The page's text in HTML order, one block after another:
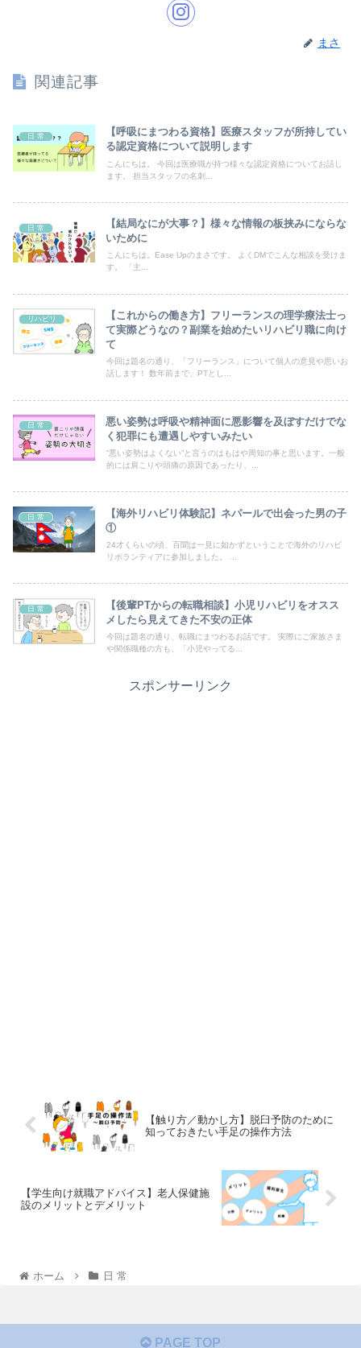
まさ
関連記事
日 常
【呼吸にまつわる資格】医療スタッフが所持してい
る認定資格について説明します
こんにちは。 今回は医療職が持つ様々な認定資格についてお話し
ます。 担当スタッフの名刺...
日 常
【結局なにが大事？】様々な情報の板挟みにならな
いために
こんにちは。Ease Upのまさです。 よくDMでこんな相談を受けま
す。 「主...
リハビリ
【これからの働き方】フリーランスの理学療法士っ
て実際どうなの？副業を始めたいリハビリ職に向け
て
今回は題名の通り、「フリーランス」について個人の意見や思いお
話します！ 数年前まで、PTとし...
日 常
悪い姿勢は呼吸や精神面に悪影響を及ぼすだけでな
く犯罪にも遭遇しやすいみたい
“悪い姿勢はよくない”と言うのはもはや周知の事と思います。一般
的には肩こりや頭痛の原因であったり、...
日 常
【海外リハビリ体験記】ネパールで出会った男の子
①
24才くらいの頃、百聞は一見に如かずということで海外のリハビ
リボランティアに参加しました。 ...
日 常
【後輩PTからの転職相談】小児リハビリをオスス
メしたら見えてきた不安の正体
今回は題名の通り、転職にまつわるお話です。 実際にご家族さま
や関係職種の方も、「小児やってる...
スポンサーリンク
【触り方／動かし方】脱臼予防のために
知っておきたい手足の操作方法
【学生向け就職アドバイス】老人保健施
設のメリットとデメリット
ホーム 日 常
PAGE TOP